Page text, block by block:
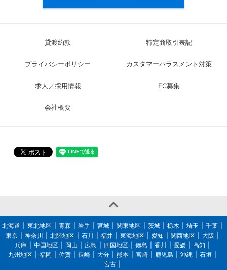
貸渡約款 特定商取引表記
プライバシーポリシー カスタマーハラスメント対策
求人／採用情報 FC募集
会社概要

北海道 東北地区 青森 岩手 宮城 関東地区 茨城 栃木 埼玉
千葉
東京
神奈川 北陸地区 石川 福井 東海地区 愛知 関西地区
大阪
兵庫
中国地区 岡山 広島 四国地区 徳島 香川 愛媛
高知
九州地区
福岡 佐賀 長崎 大分 熊本 宮崎 鹿児島 沖縄
石垣
宮古